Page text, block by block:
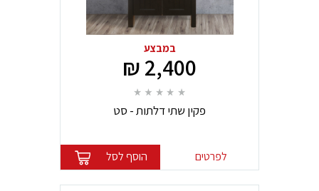
במבצע
2,400 ₪
פקין שתי דלתות - סט
לפרטים הוסף לסל